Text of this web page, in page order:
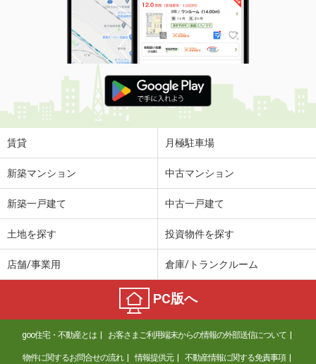
賃貸 月極駐車場
新築マンション 中古マンション
新築一戸建て 中古一戸建て
土地を探す 投資物件を探す
店舗/事業用 倉庫/トランクルーム
PC版へ
goo住宅・不動産とは お客さまご利用端末からの情報の外部送信について
物件に関するお問合せの流れ 情報提供元 不動産情報に関する免責事項